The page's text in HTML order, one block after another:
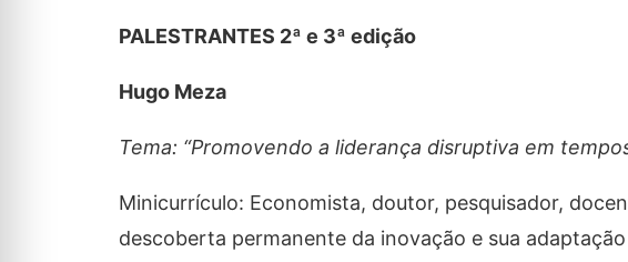
PALESTRANTES 2ª e 3ª edição
Hugo Meza
Tema: “Promovendo a liderança disruptiva em
Minicurrículo: Economista, doutor, pesquisador,
descoberta permanente da inovação e sua